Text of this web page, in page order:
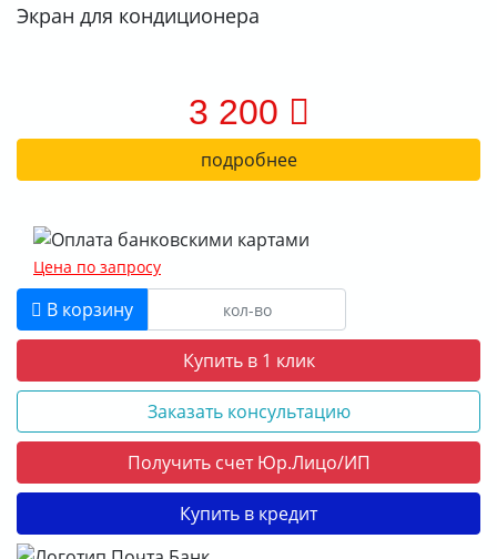
Экран для кондиционера
3 200
подробнее
Цена по запросу
В корзину
Купить в 1 клик
Заказать консультацию
Получить счет Юр.Лицо/ИП
Купить в кредит